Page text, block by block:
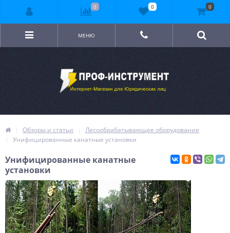
МЕНЮ
Обзоры и статьи
Лесообрабатывающее оборудование
Унифицированные канатные установки
Унифицированные канатные
установки
0 0 0